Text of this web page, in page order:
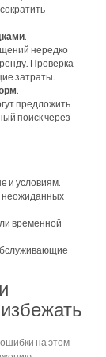
.
нередко
Проверка
затраты.
.
предложить
поиск через
и условиям.
неожиданных
временной
ошибки на этом